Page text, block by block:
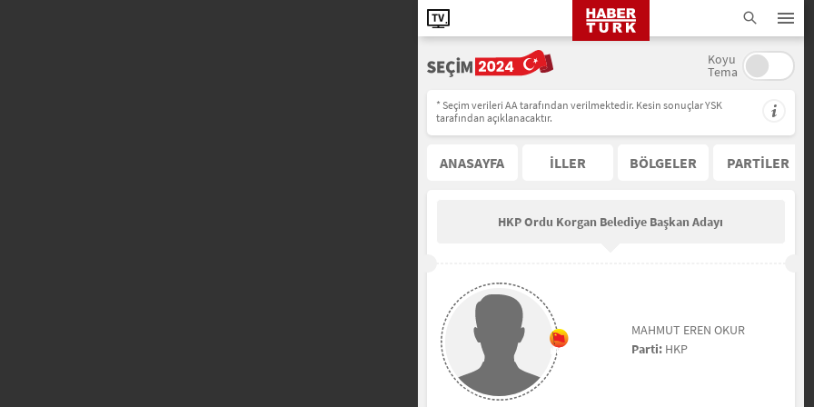
Koyu
Tema
* Seçim verileri AA tarafından verilmektedir. Kesin sonuçlar YSK
tarafından açıklanacaktır.
ANASAYFA İLLER BÖLGELER PARTİLER
HKP Ordu Korgan Belediye Başkan Adayı
MAHMUT EREN OKUR
Parti:HKP